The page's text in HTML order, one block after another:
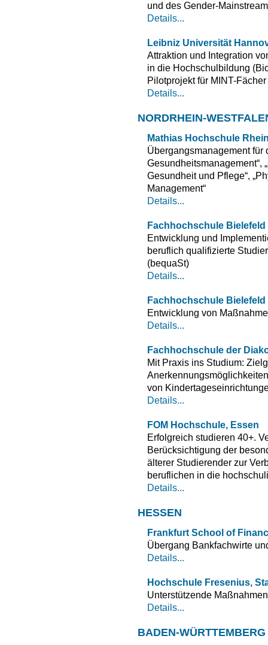
und des Gender-
Details...
Leibniz Universität
Attraktion und Integration
in die Hochschulbildung
Pilotprojekt für MINT-Fächer
Details...
NORDRHEIN-
Mathias Hochschule
Übergangsmanagement für
Gesundheitsmanagement“,
Gesundheit und Pflege“,
Management“
Details...
Fachhochschule Bielefeld
Entwicklung und
beruflich qualifizierte
(bequaSt)
Details...
Fachhochschule Bielefeld
Entwicklung von
Details...
Fachhochschule der
Mit Praxis ins Studium:
von
Details...
FOM Hochschule, Essen
Erfolgreich studieren 40+.
Berücksichtigung der
älterer Studierender zur
beruflichen in die
Details...
HESSEN
Frankfurt School of
Übergang Bankfachwirte
Details...
Hochschule Fresenius,
Unterstützende
Details...
BADEN-WÜRTTEMBERG